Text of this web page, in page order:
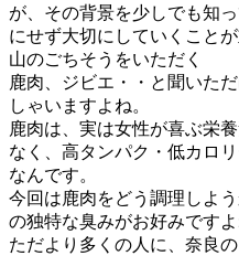
が、その背景を少しでも知
にせず大切にしていくこと
山のごちそうをいただく
鹿肉、ジビエ・・と聞いた
しゃいますよね。
鹿肉は、実は女性が喜ぶ栄
なく、高タンパク・低カロ
なんです。
今回は鹿肉をどう調理しよ
の独特な臭みがお好みですよ
ただより多くの人に、奈良